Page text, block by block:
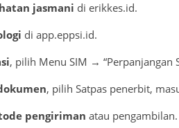
jasmani di erikkes.id.
di app.eppsi.id.
, pilih Menu SIM → “Perpanjangan
, pilih Satpas penerbit,
pengiriman atau pengambilan.